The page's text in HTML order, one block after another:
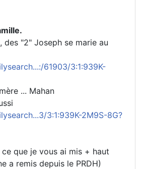
des "2" Joseph se marie au
61903/3:1:939K-
... Mahan
3:1:939K-2M9S-8G?
que je vous ai mis + haut
a remis depuis le PRDH)